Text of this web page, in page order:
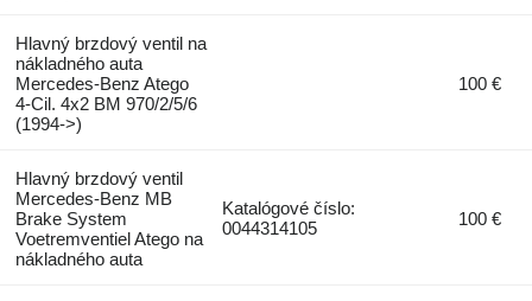
Hlavný brzdový ventil na
nákladného auta
Mercedes-Benz Atego
4-Cil. 4x2 BM 970/2/5/6
(1994->)
100 €
Hlavný brzdový ventil
Mercedes-Benz MB
Brake System
Voetremventiel Atego na
nákladného auta
Katalógové číslo:
0044314105
100 €